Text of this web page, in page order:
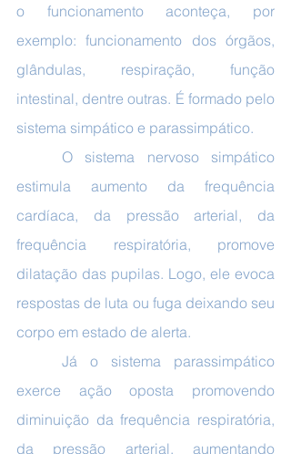
o funcionamento aconteça, por
exemplo: funcionamento dos órgãos,
glândulas, respiração, função
intestinal, dentre outras. É formado pelo
sistema simpático e parassimpático.
estimula aumento da frequência
cardíaca, da pressão arterial, da
frequência respiratória, promove
dilatação das pupilas. Logo, ele evoca
respostas de luta ou fuga deixando seu
corpo em estado de alerta.
exerce ação oposta promovendo
diminuição da frequência respiratória,
da pressão arterial, aumentando